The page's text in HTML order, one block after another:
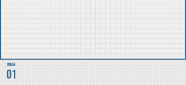
01